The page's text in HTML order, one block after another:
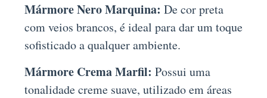
Mármore Nero Marquina: De cor preta
com veios brancos, é ideal para dar um toque
sofisticado a qualquer ambiente.
Mármore Crema Marfil: Possui uma
tonalidade creme suave, utilizado em áreas